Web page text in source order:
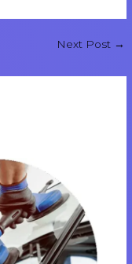
Next Post →